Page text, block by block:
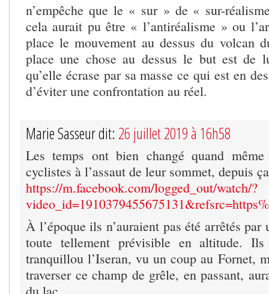
n’empêche que le « sur » de « sur-
cela aurait pu être « l’antiréalisme » ou
place le mouvement au dessus du volcan
place une chose au dessus le but est de
qu’elle écrase par sa masse ce qui est en
d’éviter une confrontation au réel.
Marie Sasseur dit: 26 juillet 2019 à 16h58
Les temps ont bien changé quand
cyclistes à l’assaut de leur sommet, depuis
https://m.facebook.com/logged_out/watch/?
À l’époque ils n’auraient pas été arrêtés par
toute tellement prévisible en altitude. Ils
tranquillou l’Iseran, vu un coup au Fornet,
traverser ce champ de grêle, en passant,